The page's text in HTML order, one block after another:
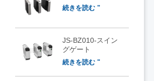
続きを読む "
JS-BZ010-スイン
グゲート
続きを読む "